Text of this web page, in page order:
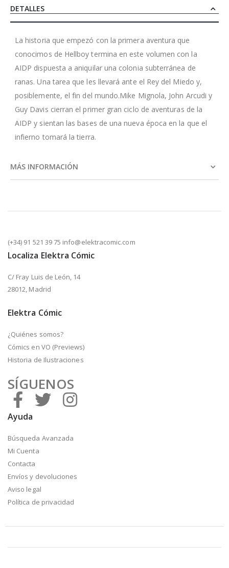
DETALLES
La historia que empezó con la primera aventura que
conocimos de Hellboy termina en este volumen con la
AIDP dispuesta a aniquilar una colonia subterránea de
ranas. Una tarea que les llevará ante el Rey del Miedo y,
posiblemente, el fin del mundo.Mike Mignola, John Arcudi y
Guy Davis cierran el primer gran ciclo de aventuras de la
AIDP y sientan las bases de una nueva época en la que el
infierno tomará la tierra.
MÁS INFORMACIÓN
(+34) 91 521 39 75 info@elektracomic.com
Localiza Elektra Cómic
C/ Fray Luis de León, 14
28012, Madrid
Elektra Cómic
¿Quiénes somos?
Cómics en VO (Previews)
Historia de Ilustraciones
SÍGUENOS
Ayuda
Búsqueda Avanzada
Mi Cuenta
Contacta
Envíos y devoluciones
Aviso legal
Política de privacidad